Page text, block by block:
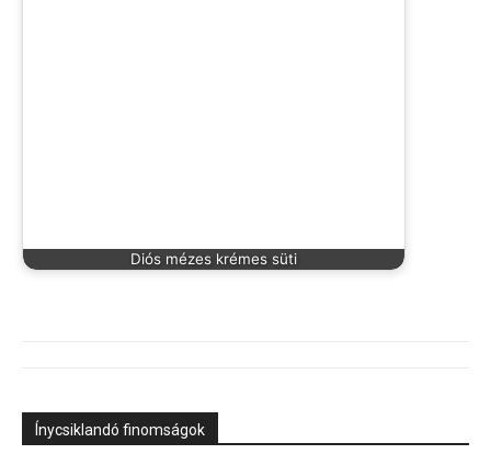
Diós mézes krémes süti
Ínycsiklandó finomságok